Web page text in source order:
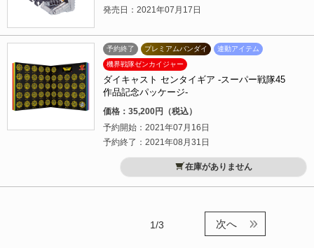
発売日：2021年07月17日
予約終了 プレミアムバンダイ
連動アイテム
機界戦隊ゼンカイジャー
ダイキャスト センタイギア -スーパー戦隊45
作品記念パッケージ-
価格：35,200円（税込）
予約開始：2021年07月16日
予約終了：2021年08月31日
在庫がありません
1/3 次へ